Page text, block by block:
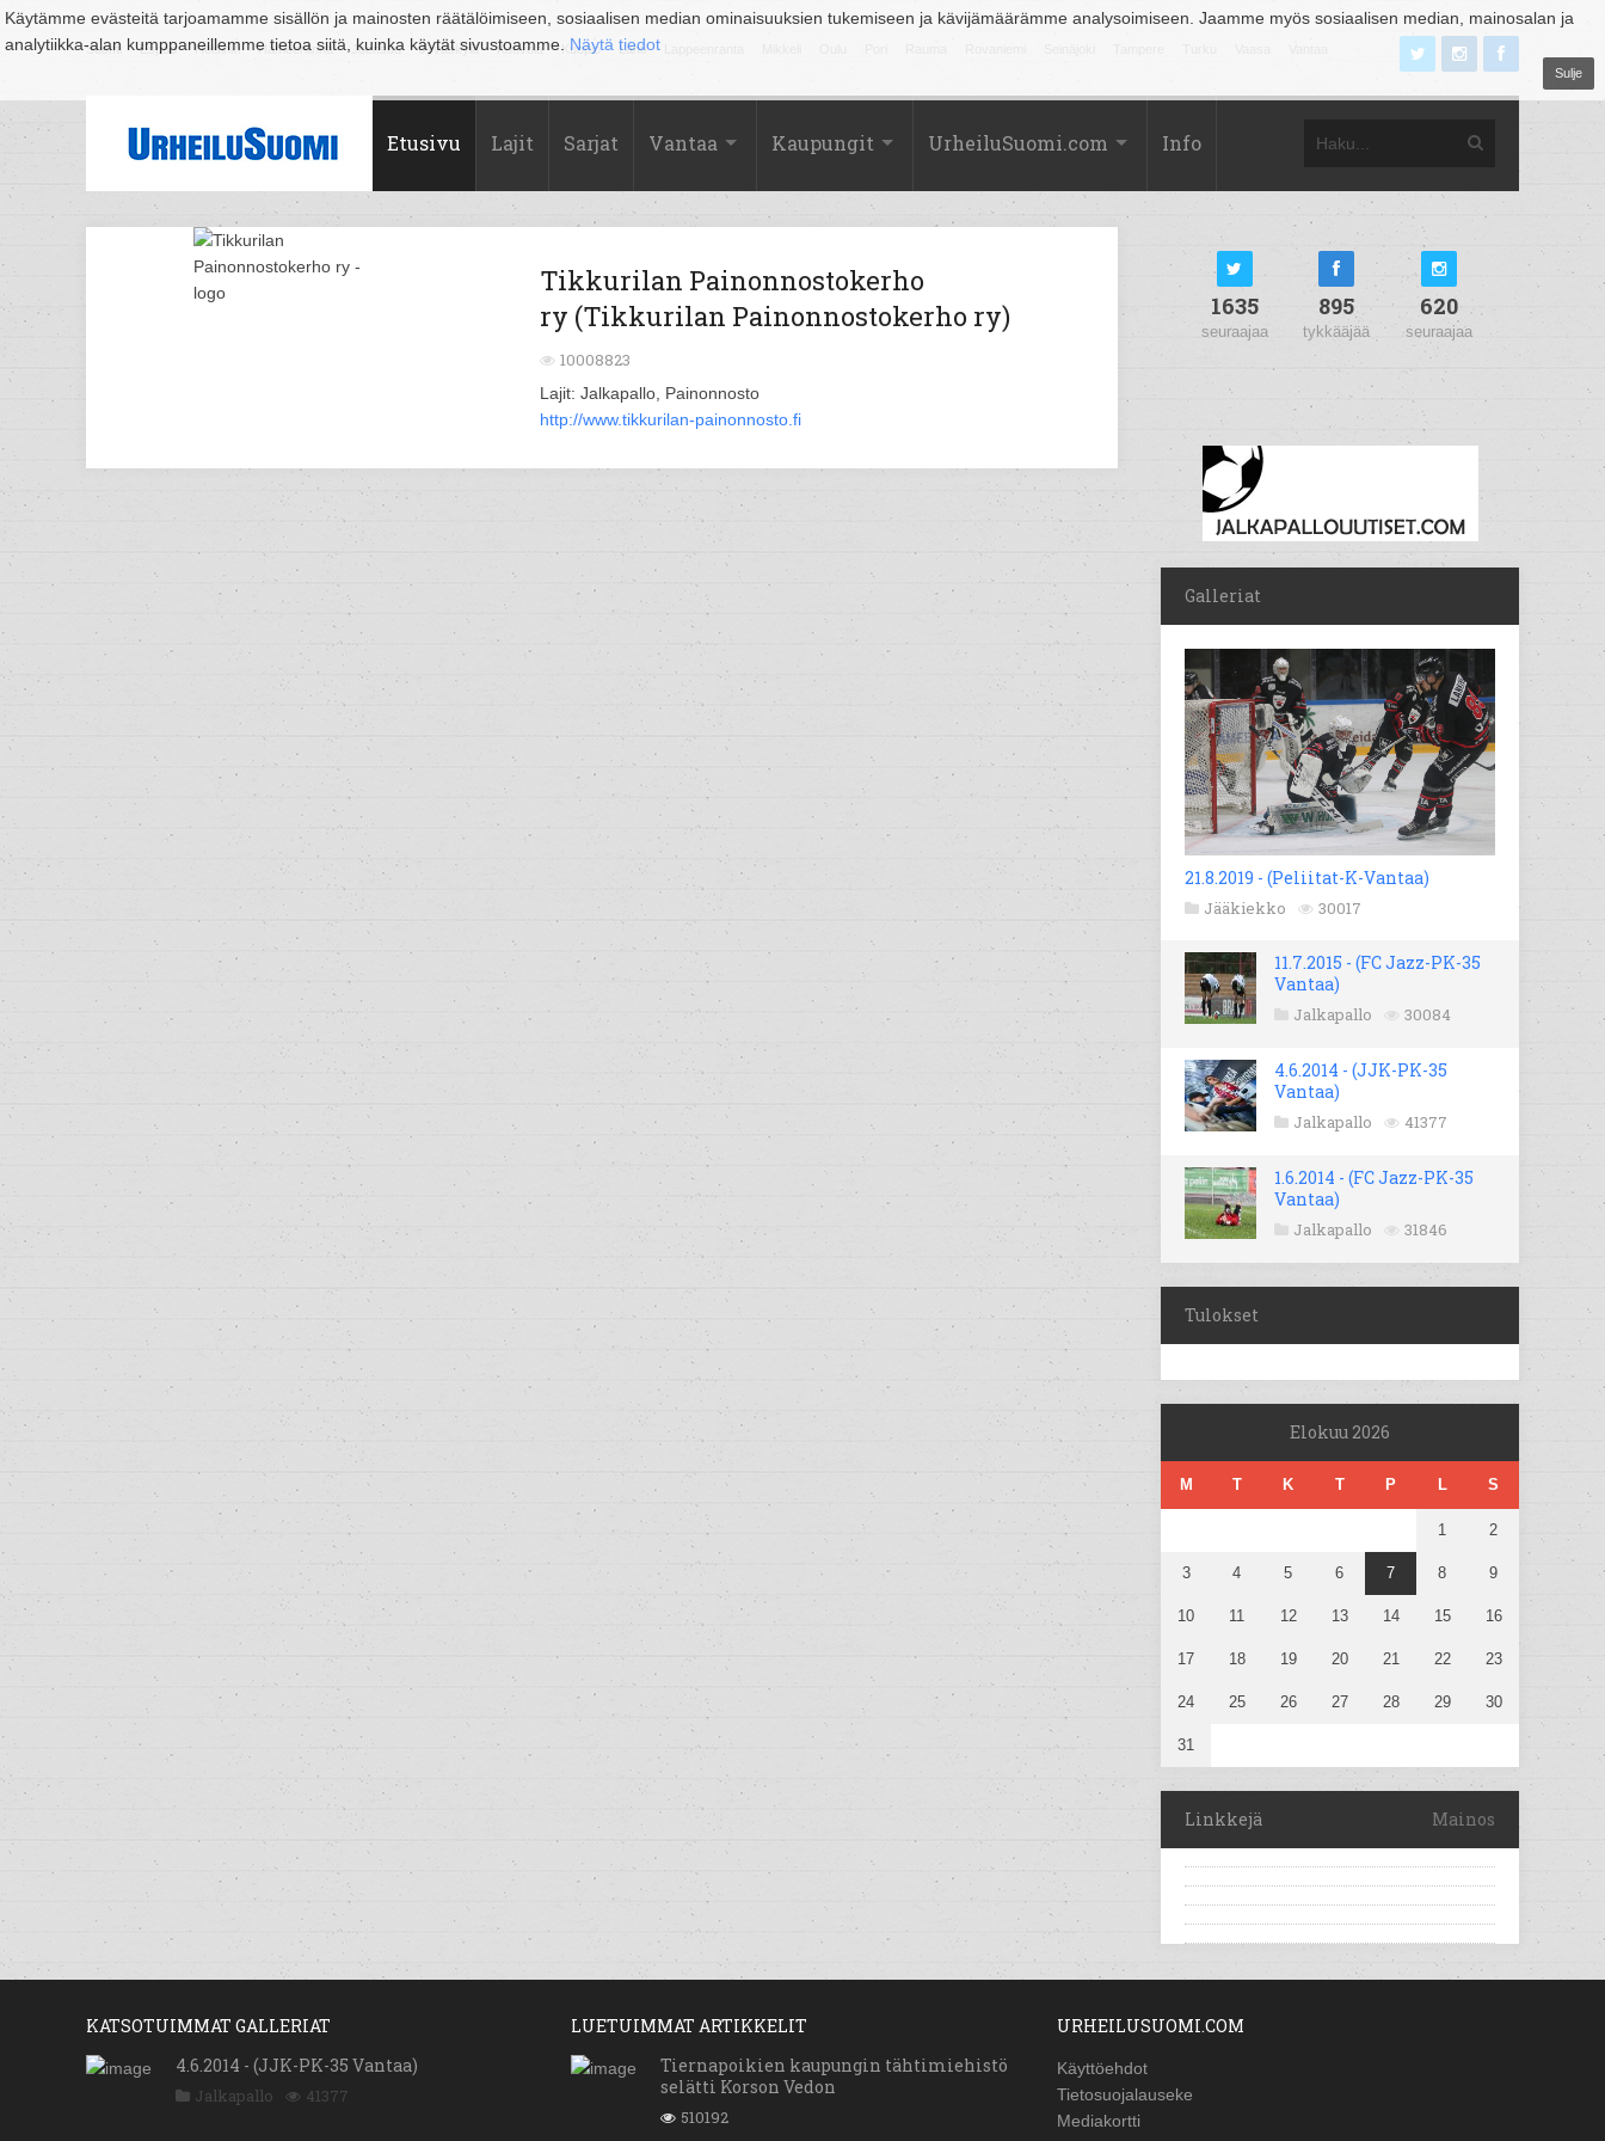
Käytämme evästeitä tarjoamamme sisällön ja mainosten räätälöimiseen, sosiaalisen median ominaisuuksien tukemiseen ja kävijämäärämme analysoimiseen. Jaamme myös sosiaalisen median, mainosalan ja
analytiikka-alan kumppaneillemme tietoa siitä, kuinka käytät sivustoamme. Näytä tiedot
Sulje
Suomi Espoo Helsinki Hämeenlinna Joensuu Jyväskylä Kouvola Kuopio Lahti
Etusivu Lajit Sarjat Vantaa Kaupungit UrheiluSuomi.com Info
Tikkurilan Painonnostokerho
ry (Tikkurilan Painonnostokerho ry)
10008823
Lajit: Jalkapallo, Painonnosto
http://www.tikkurilan-painonnosto.fi
1635
seuraajaa
895
tykkääjää
620
seuraajaa
Galleriat
21.8.2019 - (Peliitat-K-Vantaa)
Jääkiekko 30017
11.7.2015 - (FC Jazz-PK-35
Vantaa)
Jalkapallo 30084
4.6.2014 - (JJK-PK-35
Vantaa)
Jalkapallo 41377
1.6.2014 - (FC Jazz-PK-35
Vantaa)
Jalkapallo 31846
Tulokset
Elokuu 2026
M T K T P L S
1 2
3 4 5 6 7 8 9
10 11 12 13 14 15 16
17 18 19 20 21 22 23
24 25 26 27 28 29 30
31
Linkkejä Mainos
KATSOTUIMMAT GALLERIAT
4.6.2014 - (JJK-PK-35 Vantaa)
Jalkapallo 41377
LUETUIMMAT ARTIKKELIT
Tiernapoikien kaupungin tähtimiehistö
selätti Korson Vedon
510192
URHEILUSUOMI.COM
Käyttöehdot
Tietosuojalauseke
Mediakortti